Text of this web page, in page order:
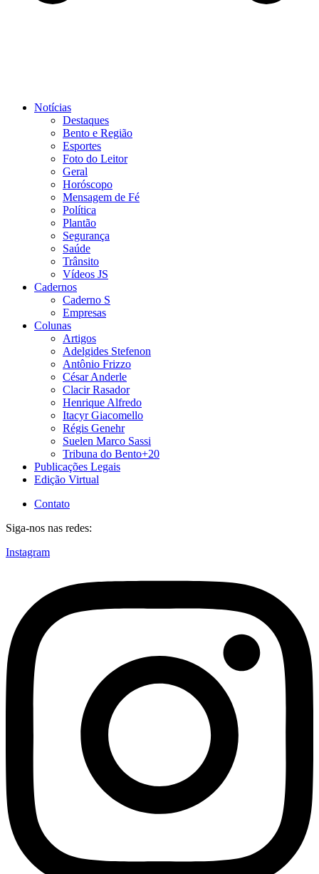
Notícias
Destaques
Bento e Região
Esportes
Foto do Leitor
Geral
Horóscopo
Mensagem de Fé
Política
Plantão
Segurança
Saúde
Trânsito
Vídeos JS
Cadernos
Caderno S
Empresas
Colunas
Artigos
Adelgides Stefenon
Antônio Frizzo
César Anderle
Clacir Rasador
Henrique Alfredo
Itacyr Giacomello
Régis Genehr
Suelen Marco Sassi
Tribuna do Bento+20
Publicações Legais
Edição Virtual
Contato
Siga-nos nas redes:
Instagram